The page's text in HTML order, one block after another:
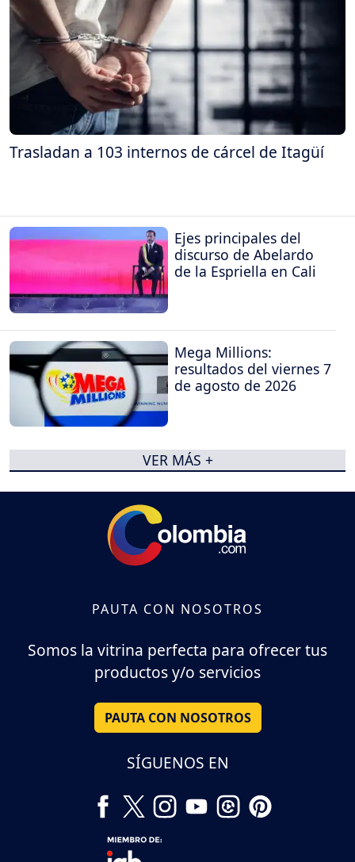
Trasladan a 103 internos de cárcel de Itagüí
Ejes principales del
discurso de Abelardo
de la Espriella en Cali
Mega Millions:
resultados del viernes 7
de agosto de 2026
VER MÁS +
PAUTA CON NOSOTROS
Somos la vitrina perfecta para ofrecer tus
productos y/o servicios
PAUTA CON NOSOTROS
SÍGUENOS EN